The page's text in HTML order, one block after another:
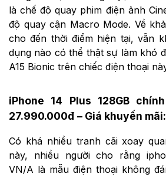
là chế độ quay phim điện ảnh
độ quay cận Macro Mode. Về
cho đến thời điểm hiện tại, vẫn
dụng nào có thể thật sự làm khó
A15 Bionic trên chiếc điện thoại
iPhone 14 Plus 128GB
27.990.000đ – Giá khuyến
Có khá nhiều tranh cãi xoay
này, nhiều người cho rằng
VN/A là mẫu điện thoại không